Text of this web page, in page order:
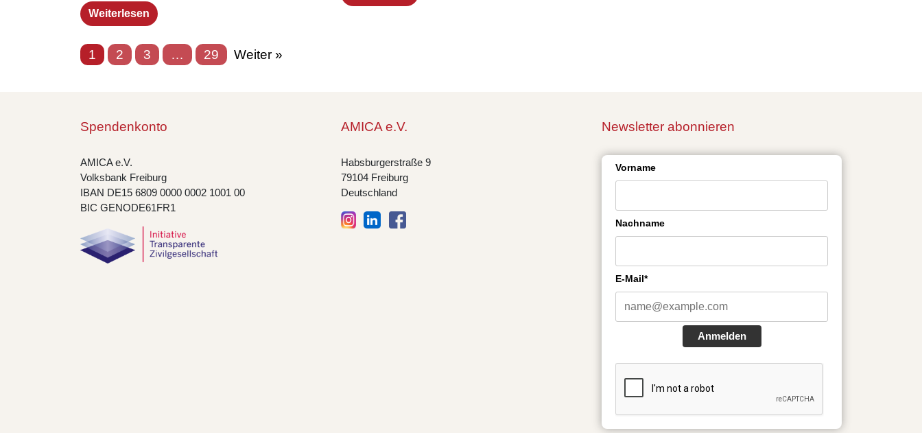
Weiterlesen
1 2 3 … 29 Weiter »
Spendenkonto
AMICA e.V.
Volksbank Freiburg
IBAN DE15 6809 0000 0002 1001 00
BIC GENODE61FR1
AMICA e.V.
Habsburgerstraße 9
79104 Freiburg
Deutschland
Newsletter abonnieren
Vorname
Nachname
E-Mail*
Anmelden